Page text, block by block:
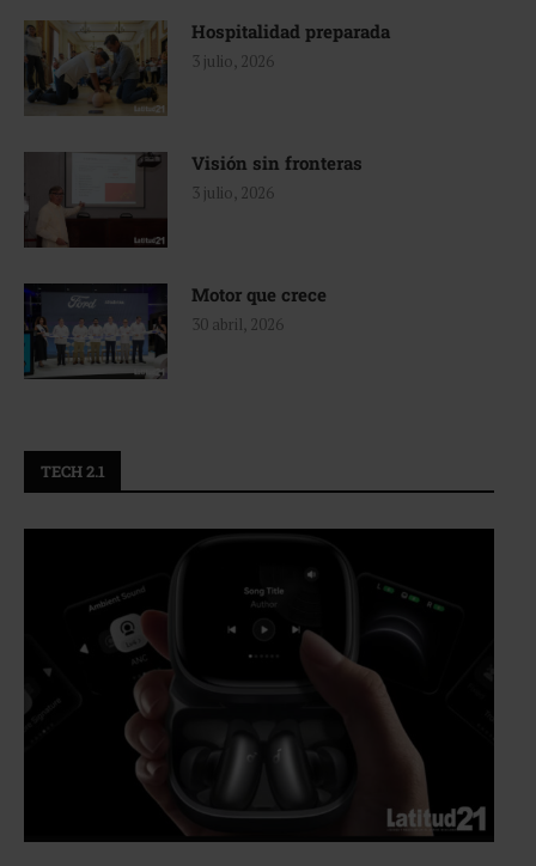
Hospitalidad preparada
3 julio, 2026
Visión sin fronteras
3 julio, 2026
Motor que crece
30 abril, 2026
TECH 2.1